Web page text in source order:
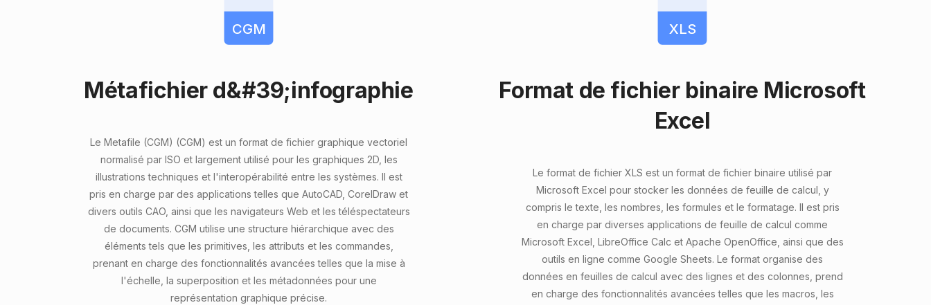
CGM
Métafichier d&#39;infographie
Le Metafile (CGM) (CGM) est un format de fichier graphique vectoriel
normalisé par ISO et largement utilisé pour les graphiques 2D, les
illustrations techniques et l'interopérabilité entre les systèmes. Il est
pris en charge par des applications telles que AutoCAD, CorelDraw et
divers outils CAO, ainsi que les navigateurs Web et les téléspectateurs
de documents. CGM utilise une structure hiérarchique avec des
éléments tels que les primitives, les attributs et les commandes,
prenant en charge des fonctionnalités avancées telles que la mise à
l'échelle, la superposition et les métadonnées pour une
représentation graphique précise.
XLS
Format de fichier binaire Microsoft
Excel
Le format de fichier XLS est un format de fichier binaire utilisé par
Microsoft Excel pour stocker les données de feuille de calcul, y
compris le texte, les nombres, les formules et le formatage. Il est pris
en charge par diverses applications de feuille de calcul comme
Microsoft Excel, LibreOffice Calc et Apache OpenOffice, ainsi que des
outils en ligne comme Google Sheets. Le format organise des
données en feuilles de calcul avec des lignes et des colonnes, prend
en charge des fonctionnalités avancées telles que les macros, les